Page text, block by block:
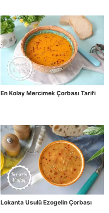
En Kolay Mercimek Çorbası Tarifi
Lokanta Usulü Ezogelin Çorbası